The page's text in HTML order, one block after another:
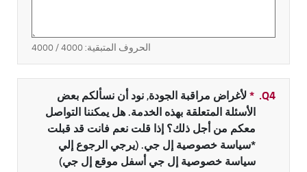
الحروف المتبقية:4000
/ 4000
Q4.
*حقل مطلوب
لأغراض مراقبة الجودة, نود أن نسألكم بعض
الأسئلة المتعلقة بهذه الخدمة. هل يمكننا التواصل
معكم من أجل ذلك؟ إذا قلت نعم فانت قد قبلت
*سياسة خصوصية إل جي. (يرجي الرجوع إلي
سياسة خصوصية إل جي أسفل موقع إل جي)